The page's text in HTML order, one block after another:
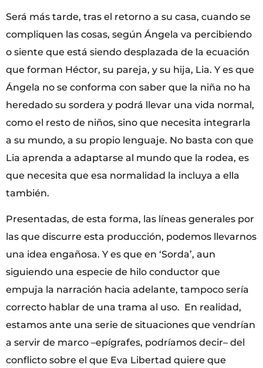
Será más tarde, tras el retorno a su casa, cuando se
compliquen las cosas, según Ángela va percibiendo
o siente que está siendo desplazada de la ecuación
que forman Héctor, su pareja, y su hija, Lia. Y es que
Ángela no se conforma con saber que la niña no ha
heredado su sordera y podrá llevar una vida normal,
como el resto de niños, sino que necesita integrarla
a su mundo, a su propio lenguaje. No basta con que
Lia aprenda a adaptarse al mundo que la rodea, es
que necesita que esa normalidad la incluya a ella
también.
Presentadas, de esta forma, las líneas generales por
las que discurre esta producción, podemos llevarnos
una idea engañosa. Y es que en ‘Sorda’, aun
siguiendo una especie de hilo conductor que
empuja la narración hacia adelante, tampoco sería
correcto hablar de una trama al uso. En realidad,
estamos ante una serie de situaciones que vendrían
a servir de marco –epígrafes, podríamos decir– del
conflicto sobre el que Eva Libertad quiere que